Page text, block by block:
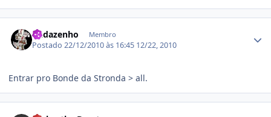
Budazenho Membro
Postado22/12/2010 às 16:45 12/22, 2010
Entrar pro Bonde da Stronda > all.